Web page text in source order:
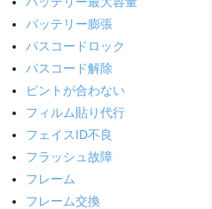
バッテリー膨張
パスコードロック
パスコード解除
ピントが合わない
フィルム貼り代行
フェイスID不良
フラッシュ故障
フレーム
フレーム交換